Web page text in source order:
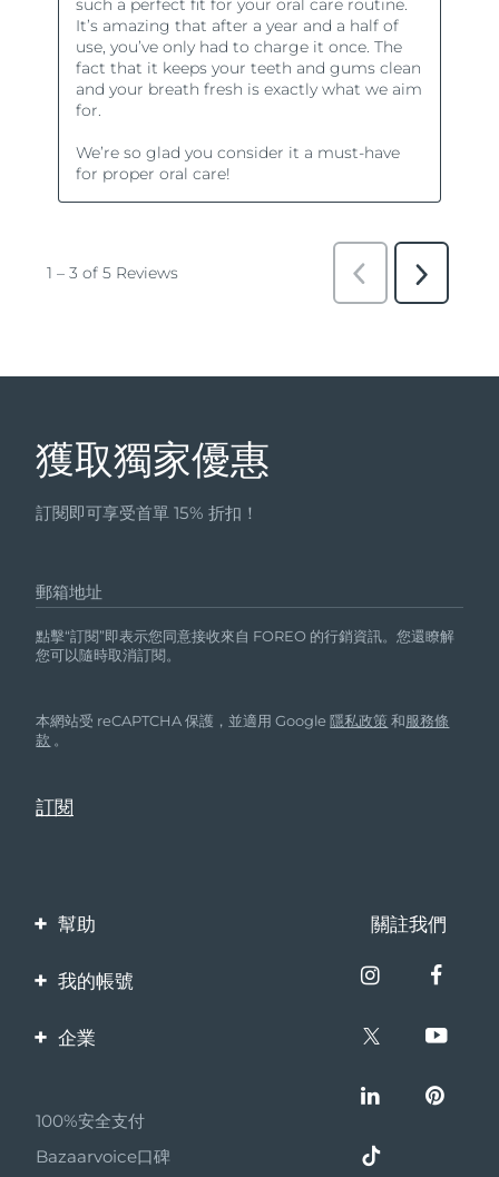
獲取獨家優惠
訂閱即可享受首單 15% 折扣！
郵箱地址
點擊“訂閱”即表示您同意接收來自 FOREO 的行銷資訊。您還瞭解
您可以隨時取消訂閱。
本網站受 reCAPTCHA 保護，並適用 Google隱私政策 和服務條
款 。
幫助
聯繫我們
保修與退換貨
關註我們
我的帳號
產品註冊
企業
夥伴計畫
聯盟新聞
100%安全支付
Bazaarvoice口碑